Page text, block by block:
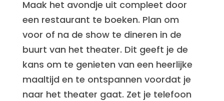
Maak het avondje uit compleet door
een restaurant te boeken. Plan om
voor of na de show te dineren in de
buurt van het theater. Dit geeft je de
kans om te genieten van een heerlijke
maaltijd en te ontspannen voordat je
naar het theater gaat. Zet je telefoon